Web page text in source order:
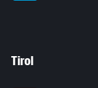
Tirol